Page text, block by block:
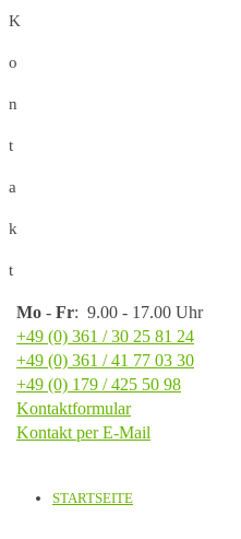
K
o
n
t
a
k
t
Mo - Fr: 9.00 - 17.00 Uhr
+49 (0) 361 / 30 25 81 24
+49 (0) 361 / 41 77 03 30
+49 (0) 179 / 425 50 98
Kontaktformular
Kontakt per E-Mail
STARTSEITE